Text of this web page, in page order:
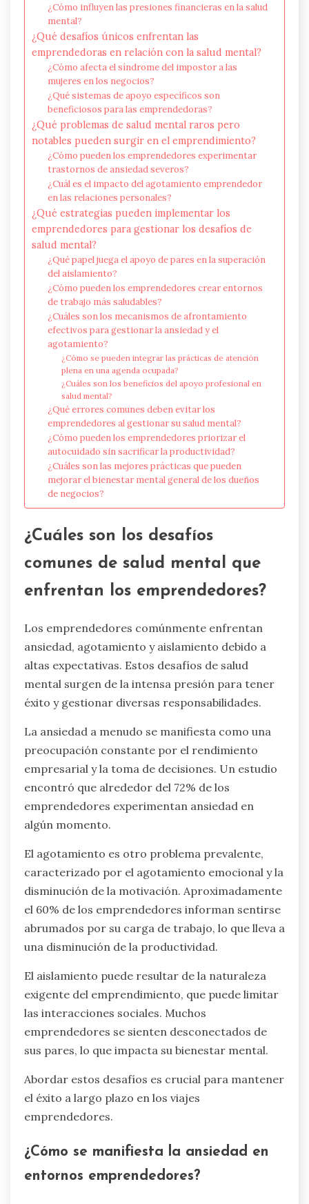
¿Cómo influyen las presiones financieras en la salud
mental?
¿Qué desafíos únicos enfrentan las
emprendedoras en relación con la salud mental?
¿Cómo afecta el síndrome del impostor a las
mujeres en los negocios?
¿Qué sistemas de apoyo específicos son
beneficiosos para las emprendedoras?
¿Qué problemas de salud mental raros pero
notables pueden surgir en el emprendimiento?
¿Cómo pueden los emprendedores experimentar
trastornos de ansiedad severos?
¿Cuál es el impacto del agotamiento emprendedor
en las relaciones personales?
¿Qué estrategias pueden implementar los
emprendedores para gestionar los desafíos de
salud mental?
¿Qué papel juega el apoyo de pares en la superación
del aislamiento?
¿Cómo pueden los emprendedores crear entornos
de trabajo más saludables?
¿Cuáles son los mecanismos de afrontamiento
efectivos para gestionar la ansiedad y el
agotamiento?
¿Cómo se pueden integrar las prácticas de atención
plena en una agenda ocupada?
¿Cuáles son los beneficios del apoyo profesional en
salud mental?
¿Qué errores comunes deben evitar los
emprendedores al gestionar su salud mental?
¿Cómo pueden los emprendedores priorizar el
autocuidado sin sacrificar la productividad?
¿Cuáles son las mejores prácticas que pueden
mejorar el bienestar mental general de los dueños
de negocios?
¿Cuáles son los desafíos
comunes de salud mental que
enfrentan los emprendedores?
Los emprendedores comúnmente enfrentan
ansiedad, agotamiento y aislamiento debido a
altas expectativas. Estos desafíos de salud
mental surgen de la intensa presión para tener
éxito y gestionar diversas responsabilidades.
La ansiedad a menudo se manifiesta como una
preocupación constante por el rendimiento
empresarial y la toma de decisiones. Un estudio
encontró que alrededor del 72% de los
emprendedores experimentan ansiedad en
algún momento.
El agotamiento es otro problema prevalente,
caracterizado por el agotamiento emocional y la
disminución de la motivación. Aproximadamente
el 60% de los emprendedores informan sentirse
abrumados por su carga de trabajo, lo que lleva a
una disminución de la productividad.
El aislamiento puede resultar de la naturaleza
exigente del emprendimiento, que puede limitar
las interacciones sociales. Muchos
emprendedores se sienten desconectados de
sus pares, lo que impacta su bienestar mental.
Abordar estos desafíos es crucial para mantener
el éxito a largo plazo en los viajes
emprendedores.
¿Cómo se manifiesta la ansiedad en
entornos emprendedores?